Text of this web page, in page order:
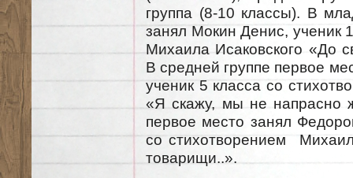
группа (8-10 классы). В
занял Мокин Денис, ученик
Михаила Исаковского «До
В средней группе первое
ученик 5 класса со
«Я скажу, мы не напрасно
первое место занял
со стихотворением
товарищи..».